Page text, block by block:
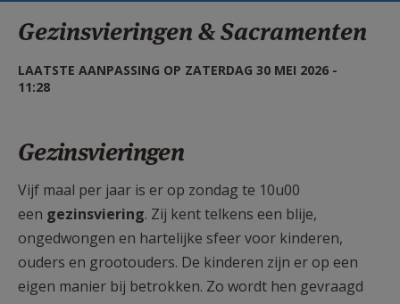
ZOEKEN
HULP
MIJN PAROCHIE
AANMELDEN OF REGISTREREN
Gezinsvieringen & Sacramenten
LAATSTE AANPASSING OP ZATERDAG 30 MEI 2026 -
11:28
Gezinsvieringen
Vijf maal per jaar is er op zondag te 10u00
een gezinsviering. Zij kent telkens een blije,
ongedwongen en hartelijke sfeer voor kinderen,
ouders en grootouders. De kinderen zijn er op een
eigen manier bij betrokken. Zo wordt hen gevraagd